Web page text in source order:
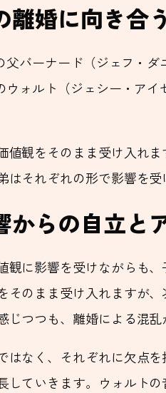
離婚に向き合
父バーナード（ジェフ・
ウォルト（ジェシー・ア
値観をそのまま受け入れ
それぞれの形で影響を受
からの自立と
観に影響を受けながらも
そのまま受け入れますが
じつつも、離婚による混
はなく、それぞれに欠点
していきます。ウォルト